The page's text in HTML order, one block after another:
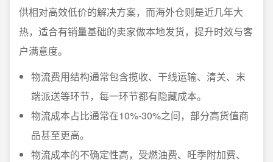
供相对高效低价的解决方案，而海外仓则是近几年大
热，适合有销量基础的卖家做本地发货，提升时效与客
户满意度。
物流费用结构通常包含揽收、干线运输、清关、末
端派送等环节，每一环节都有隐藏成本。
物流成本占比通常在10%-30%之间，部分高货值商
品甚至更高。
物流成本的不确定性高，受燃油费、旺季附加费、